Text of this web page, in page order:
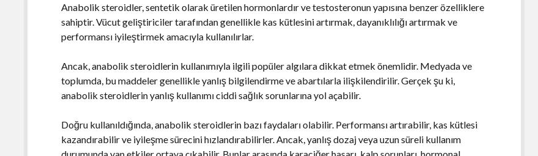
Anabolik steroidler, sentetik olarak üretilen hormonlardır ve testosteronun yapısına benzer özelliklere
sahiptir. Vücut geliştiriciler tarafından genellikle kas kütlesini artırmak, dayanıklılığı artırmak ve
performansı iyileştirmek amacıyla kullanılırlar.
Ancak, anabolik steroidlerin kullanımıyla ilgili popüler algılara dikkat etmek önemlidir. Medyada ve
toplumda, bu maddeler genellikle yanlış bilgilendirme ve abartılarla ilişkilendirilir. Gerçek şu ki,
anabolik steroidlerin yanlış kullanımı ciddi sağlık sorunlarına yol açabilir.
Doğru kullanıldığında, anabolik steroidlerin bazı faydaları olabilir. Performansı artırabilir, kas kütlesi
kazandırabilir ve iyileşme sürecini hızlandırabilirler. Ancak, yanlış dozaj veya uzun süreli kullanım